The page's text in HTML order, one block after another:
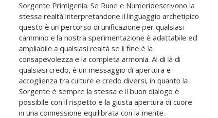
Sorgente Primigenia. Se Rune e Numeridescrivono la
stessa realtà interpretandone il linguaggio archetipico
questo è un percorso di unificazione per qualsiasi
cammino e la nostra sperimentazione è adattabile ed
ampliabile a qualsiasi realtà se il fine è la
consapevolezza e la completa armonia. Al di là di
qualsiasi credo, è un messaggio di apertura e
accoglienza tra culture e credo diversi, in quanto la
Sorgente è sempre la stessa e il buon dialogo è
possibile con il rispetto e la giusta apertura di cuore
in una connessione equilibrata con la mente.